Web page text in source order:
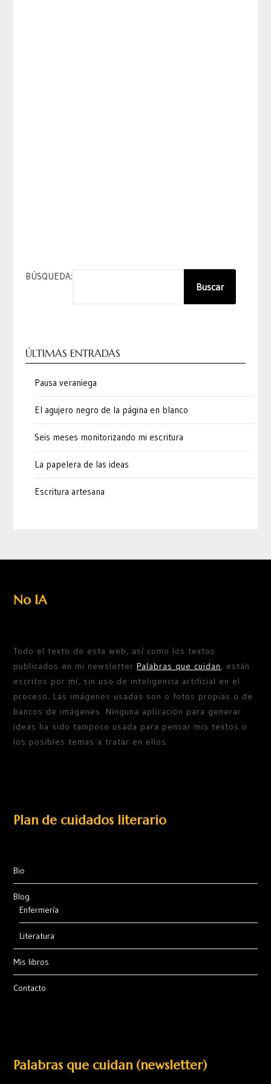
BÚSQUEDA:
Buscar
ÚLTIMAS ENTRADAS
Pausa veraniega
El agujero negro de la página en blanco
Seis meses monitorizando mi escritura
La papelera de las ideas
Escritura artesana
No IA
Todo el texto de esta web, así como los textos
publicados en mi newsletterPalabras que cuidan, están
escritos por mí, sin uso de inteligencia artificial en el
proceso. Las imágenes usadas son o fotos propias o de
bancos de imágenes. Ninguna aplicación para generar
ideas ha sido tampoco usada para pensar mis textos o
los posibles temas a tratar en ellos.
Plan de cuidados literario
Bio
Blog
Enfermería
Literatura
Mis libros
Contacto
Palabras que cuidan (newsletter)